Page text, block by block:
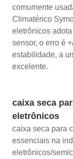
comumente
Climatérico
eletrônicos
sensor, o erro é
estabilidade, a
excelente.
caixa seca
eletrônicos
caixa seca para
essenciais na
eletrônicos/